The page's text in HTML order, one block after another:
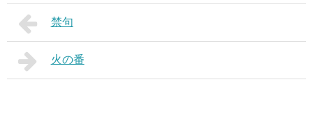
禁句
火の番